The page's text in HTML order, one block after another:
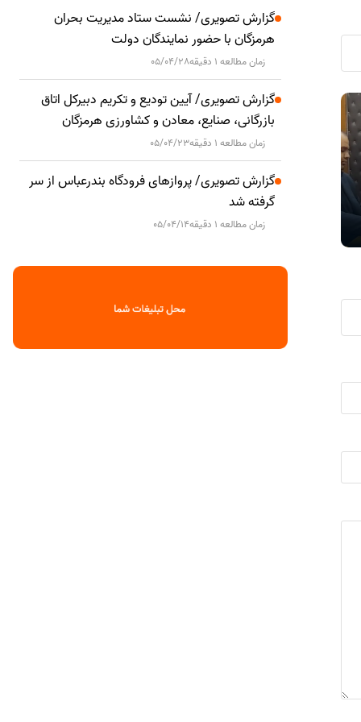
اجتماعی
دیدار مدیرعامل توزیع برق هرمزگان با
فرماندار سیریک؛ تأکید بر ساماندهی
انشعاب‌های غیرمجاز
گزارش تصویری/ نشست ستاد مدیریت بحران
هرمزگان با حضور نمایندگان دولت
زمان مطالعه 1 دقیقه 05/04/28
گزارش تصویری/ آیین تودیع و تکریم دبیرکل اتاق
بازرگانی، صنایع، معادن و کشاورزی هرمزگان
زمان مطالعه 1 دقیقه 05/04/23
گزارش تصویری/ پروازهای فرودگاه بندرعباس از سر
گرفته شد
زمان مطالعه 1 دقیقه 05/04/14